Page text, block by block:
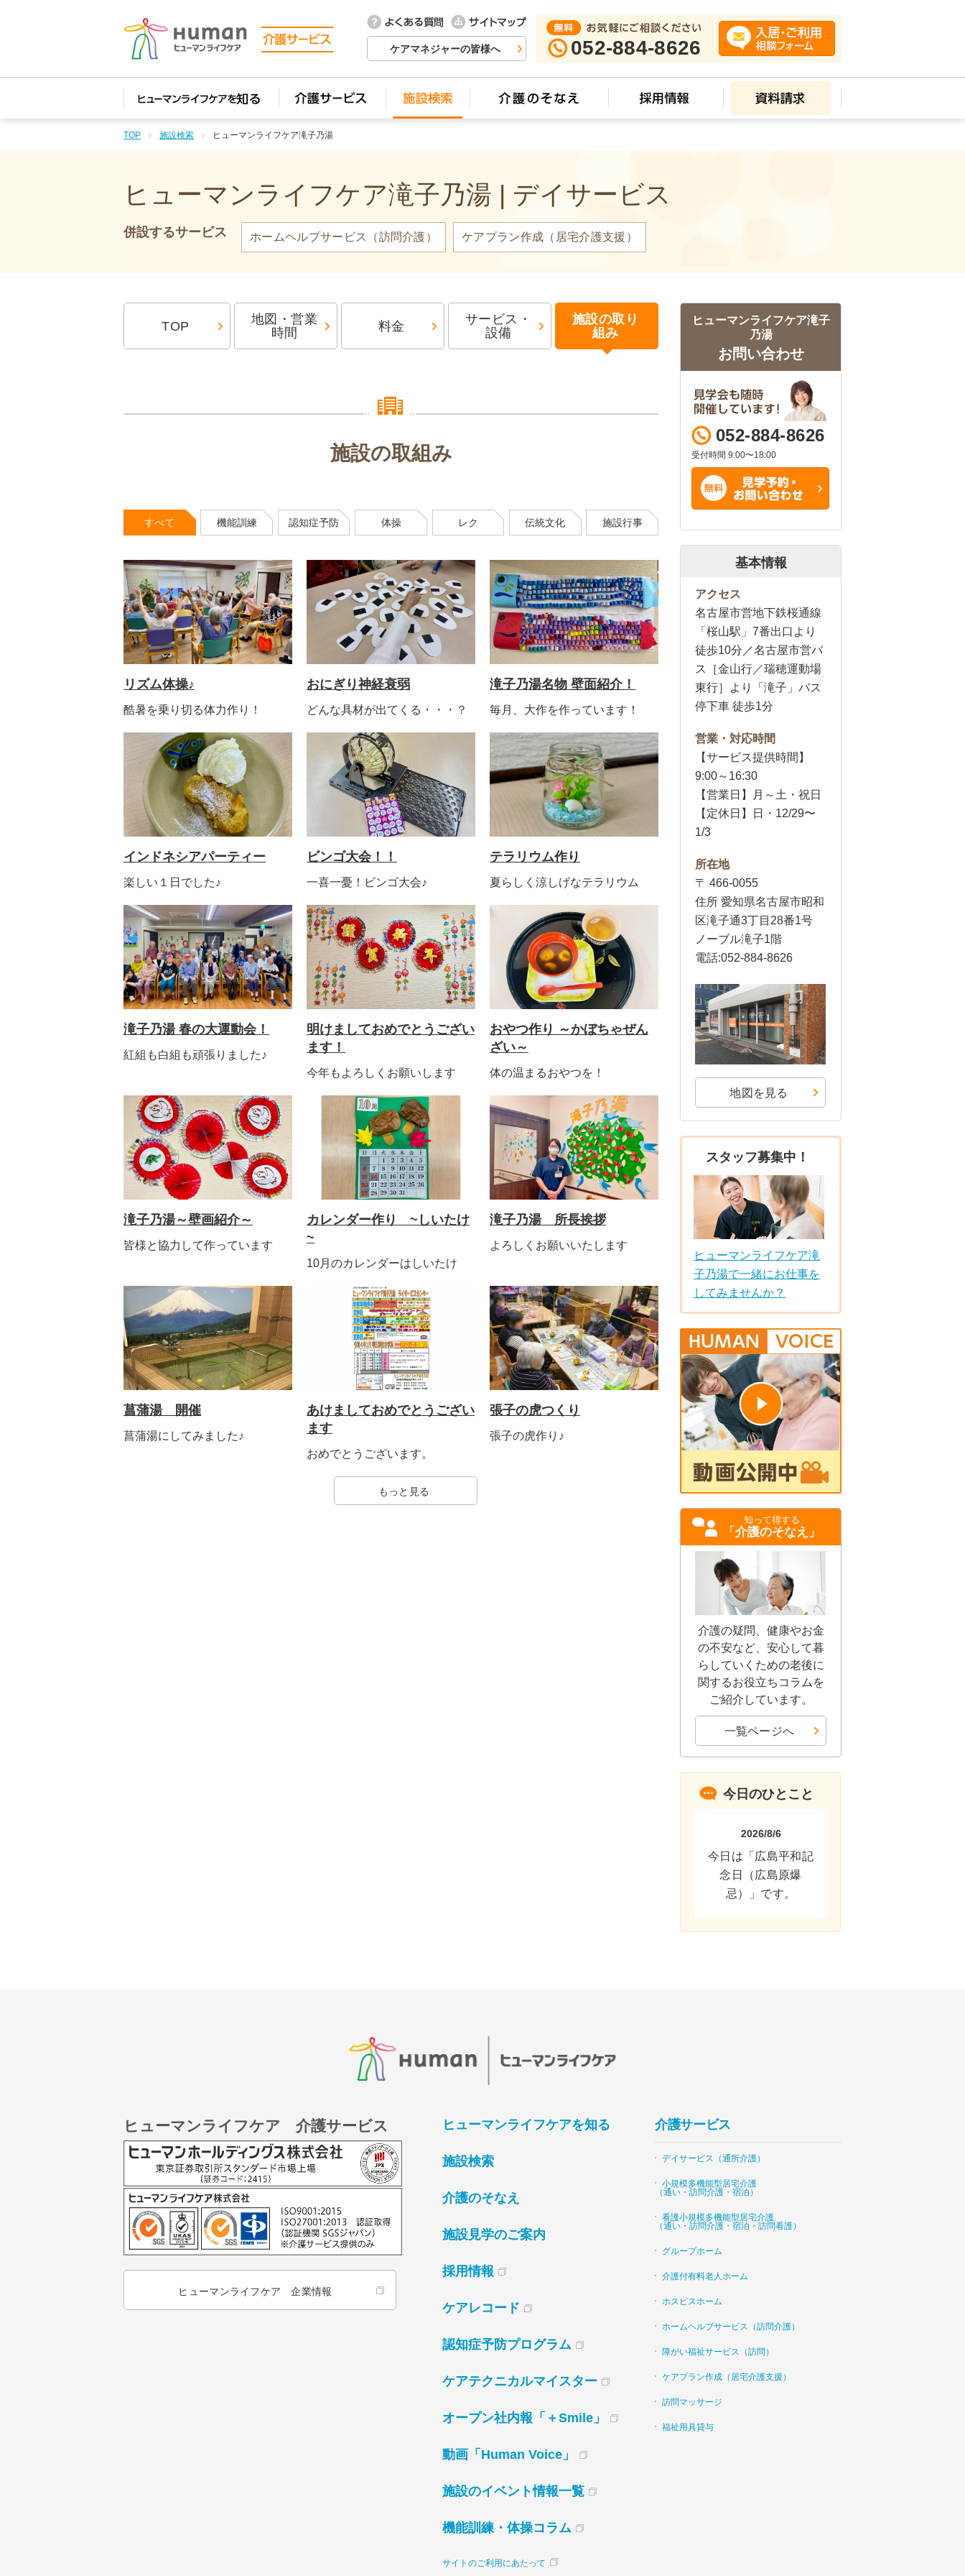
ケアマネジャーの皆様へ 052-884-8626
TOP 施設検索 ヒューマンライフケア滝子乃湯
ヒューマンライフケア滝子乃湯 | デイサービス
併設するサービス ホームヘルプサービス（訪問介護） ケアプラン作成（居宅介護支援）
TOP
地図・営業
時間
料金
サービス・
設備
施設の取り
組み
施設の取組み
すべて 機能訓練 認知症予防 体操 レク 伝統文化 施設行事
リズム体操♪
酷暑を乗り切る体力作り！
おにぎり神経衰弱
どんな具材が出てくる・・・？
滝子乃湯名物 壁面紹介！
毎月、大作を作っています！
インドネシアパーティー
楽しい１日でした♪
ビンゴ大会！！
一喜一憂！ビンゴ大会♪
テラリウム作り
夏らしく涼しげなテラリウム
滝子乃湯 春の大運動会！
紅組も白組も頑張りました♪
明けましておめでとうござい
ます！
今年もよろしくお願いします
おやつ作り ～かぼちゃぜん
ざい～
体の温まるおやつを！
滝子乃湯～壁画紹介～
皆様と協力して作っています
カレンダー作り ~しいたけ
~
10月のカレンダーはしいたけ
滝子乃湯 所長挨拶
よろしくお願いいたします
菖蒲湯 開催
菖蒲湯にしてみました♪
あけましておめでとうござい
ます
おめでとうございます。
張子の虎つくり
張子の虎作り♪
もっと見る
ヒューマンライフケア滝子
乃湯
お問い合わせ
052-884-8626
受付時間 9:00〜18:00
基本情報
アクセス
名古屋市営地下鉄桜通線
「桜山駅」7番出口より
徒歩10分／名古屋市営バ
ス［金山行／瑞穂運動場
東行］より「滝子」バス
停下車 徒歩1分
営業・対応時間
【サービス提供時間】
9:00～16:30
【営業日】月～土・祝日
【定休日】日・12/29〜
1/3
所在地
〒 466-0055
住所 愛知県名古屋市昭和
区滝子通3丁目28番1号
ノーブル滝子1階
電話:052-884-8626
地図を見る
スタッフ募集中！
ヒューマンライフケア滝
子乃湯で一緒にお仕事を
してみませんか？
知って得する
「介護のそなえ」
介護の疑問、健康やお金
の不安など、安心して暮
らしていくための老後に
関するお役立ちコラムを
ご紹介しています。
一覧ページへ
今日のひとこと
2026/8/6
今日は「広島平和記
念日（広島原爆
忌）」です。
ヒューマンライフケア 介護サービス
ヒューマンライフケア 企業情報
ヒューマンライフケアを知る
施設検索
介護のそなえ
施設見学のご案内
採用情報
ケアレコード
認知症予防プログラム
ケアテクニカルマイスター
オープン社内報「＋Smile」
動画「Human Voice」
施設のイベント情報一覧
機能訓練・体操コラム
サイトのご利用にあたって
介護サービス
デイサービス（通所介護）
小規模多機能型居宅介護
（通い・訪問介護・宿泊）
看護小規模多機能型居宅介護
（通い・訪問介護・宿泊・訪問看護）
グループホーム
介護付有料老人ホーム
ホスピスホーム
ホームヘルプサービス（訪問介護）
障がい福祉サービス（訪問）
ケアプラン作成（居宅介護支援）
訪問マッサージ
福祉用具貸与